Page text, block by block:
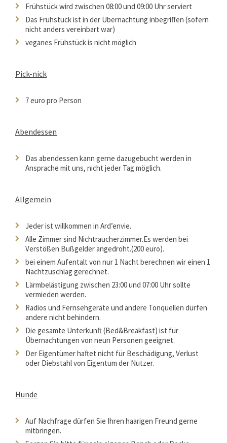
Frühstück wird zwischen 08:00 und 09:00 Uhr serviert
Das Frühstück ist in der Übernachtung inbegriffen (sofern
nicht anders vereinbart war)
veganes Frühstück is nicht möglich
Pick-nick
7 euro pro Person
Abendessen
Das abendessen kann gerne dazugebucht werden in
Ansprache mit uns, nicht jeder Tag möglich.
Allgemein
Jeder ist willkommen in Ard’envie.
Alle Zimmer sind Nichtraucherzimmer.Es werden bei
Verstößen Bußgelder angedroht.(200 euro).
bei einem Aufentalt von nur 1 Nacht berechnen wir einen 1
Nachtzuschlag gerechnet.
Lärmbelästigung zwischen 23:00 und 07:00 Uhr sollte
vermieden werden.
Radios und Fernsehgeräte und andere Tonquellen dürfen
andere nicht behindern.
Die gesamte Unterkunft (Bed&Breakfast) ist für
Übernachtungen von neun Personen geeignet.
Der Eigentümer haftet nicht für Beschädigung, Verlust
oder Diebstahl von Eigentum der Nutzer.
Hunde
Auf Nachfrage dürfen Sie Ihren haarigen Freund gerne
mitbringen.